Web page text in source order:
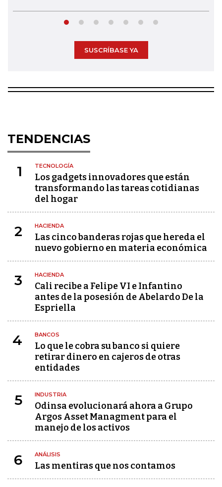
SUSCRÍBASE YA
TENDENCIAS
1 TECNOLOGÍA
Los gadgets innovadores que están
transformando las tareas cotidianas
del hogar
2 HACIENDA
Las cinco banderas rojas que hereda el
nuevo gobierno en materia económica
3 HACIENDA
Cali recibe a Felipe VI e Infantino
antes de la posesión de Abelardo De la
Espriella
4 BANCOS
Lo que le cobra su banco si quiere
retirar dinero en cajeros de otras
entidades
5 INDUSTRIA
Odinsa evolucionará ahora a Grupo
Argos Asset Managment para el
manejo de los activos
6 ANÁLISIS
Las mentiras que nos contamos